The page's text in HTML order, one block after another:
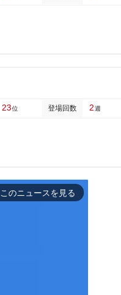
23位 登場回数 2週
このニュースを見る